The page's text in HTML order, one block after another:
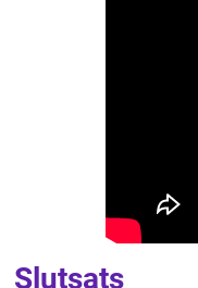
Slutsats